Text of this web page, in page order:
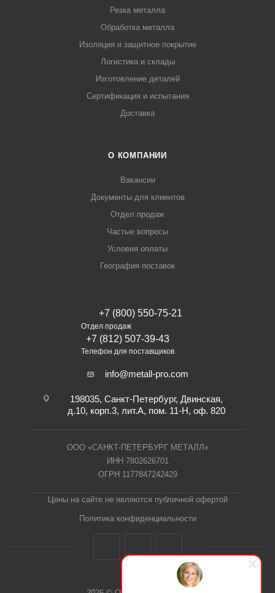
Резка металла
Обработка металла
Изоляция и защитное покрытие
Логистика и склады
Изготовление деталей
Сертификация и испытания
Доставка
О КОМПАНИИ
Вакансии
Документы для клиентов
Отдел продаж
Частые вопросы
Условия оплаты
География поставок
+7 (800) 550-75-21
Отдел продаж
+7 (812) 507-39-43
Телефон для поставщиков
info@metall-pro.com
198035, Санкт-Петербург, Двинская,
д.10, корп.3, лит.А, пом. 11-Н, оф. 820
ООО «САНКТ-ПЕТЕРБУРГ МЕТАЛЛ»
ИНН 7802626701
ОГРН 1177847242429
Цены на сайте не являются публичной офертой
Политика конфиденциальности